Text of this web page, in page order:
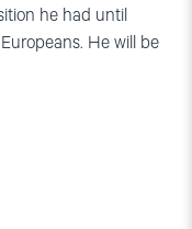
he had until
He will be